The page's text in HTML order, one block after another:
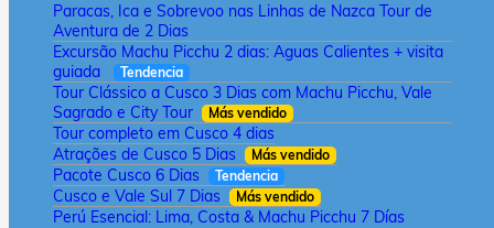
Paracas, Ica e Sobrevoo nas Linhas de Nazca Tour de
Aventura de 2 Dias
Excursão Machu Picchu 2 dias: Aguas Calientes + visita
guiada
Tendencia
Tour Clássico a Cusco 3 Dias com Machu Picchu, Vale
Sagrado e City Tour
Más vendido
Tour completo em Cusco 4 dias
Atrações de Cusco 5 Dias
Más vendido
Pacote Cusco 6 Dias Tendencia
Cusco e Vale Sul 7 Dias Más vendido
Perú Esencial: Lima, Costa & Machu Picchu 7 Días